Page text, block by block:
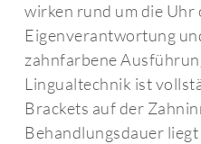
wirken rund um die Uhr
Eigenverantwortung
zahnfarbene
Lingualtechnik ist
Brackets auf der
Behandlungsdauer